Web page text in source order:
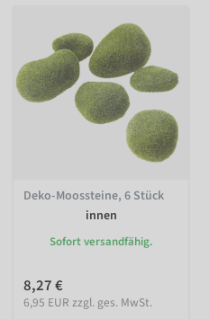
Deko-Moossteine, 6 Stück
innen
Sofort versandfähig.
8,27 €
6,95 EUR zzgl. ges. MwSt.